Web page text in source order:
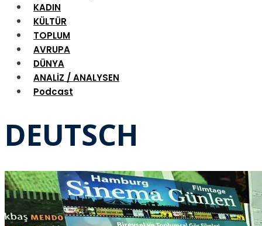
KADIN
KÜLTÜR
TOPLUM
AVRUPA
DÜNYA
ANALİZ / ANALYSEN
Podcast
DEUTSCH